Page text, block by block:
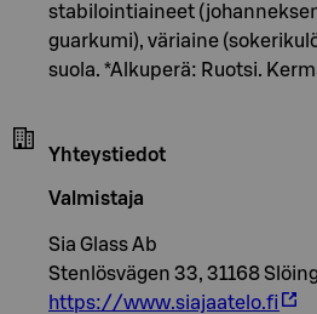
stabilointiaineet
guarkumi), väriaine
suola. *Alkuperä: Ruotsi.
Yhteystiedot
Valmistaja
Sia Glass Ab
Stenlösvägen 33, 31168
https://www.siajaatelo.fi